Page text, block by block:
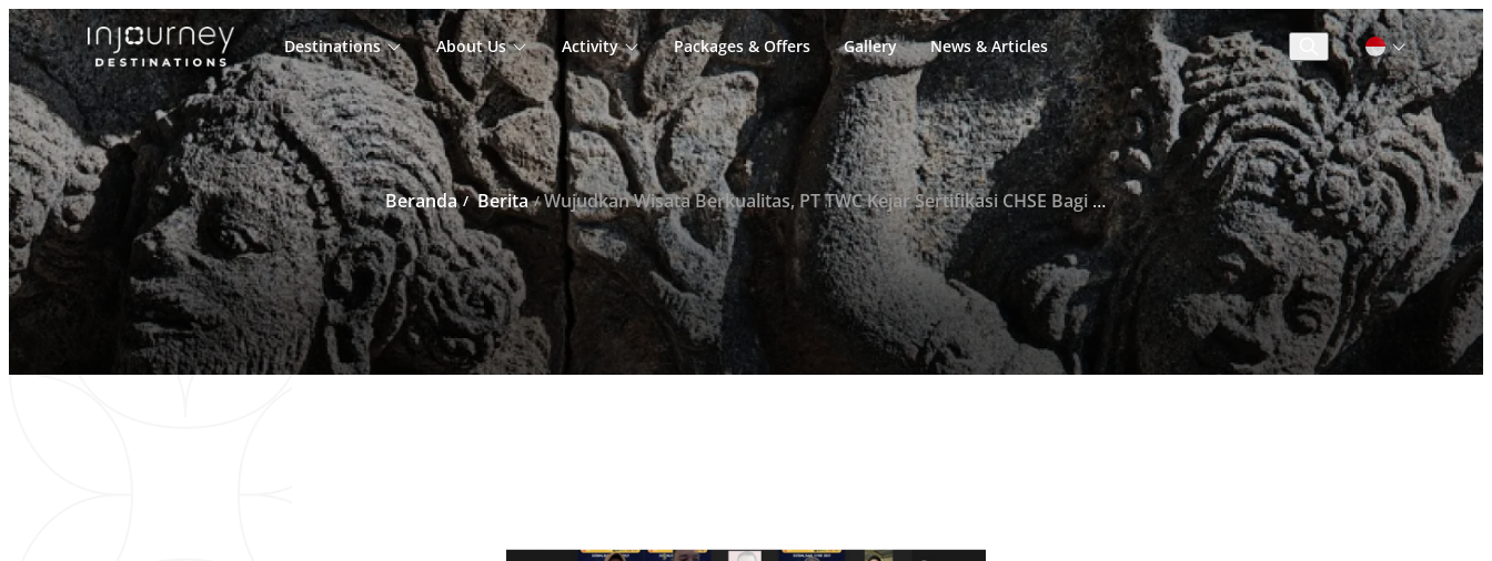
Destinations About Us Activity Packages & Offers Gallery News & Articles
Cari
untuk:
Cari
Beranda Berita Wujudkan Wisata Berkualitas, PT TWC Kejar Sertifikasi CHSE Bagi Seluruh Wahana di TMII